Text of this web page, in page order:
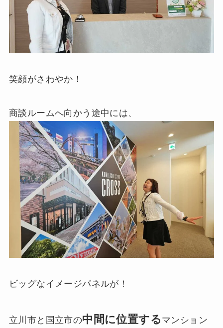
笑顔がさわやか！
商談ルームへ向かう途中には、
ビッグなイメージパネルが！
立川市と国立市の中間に位置する マンション